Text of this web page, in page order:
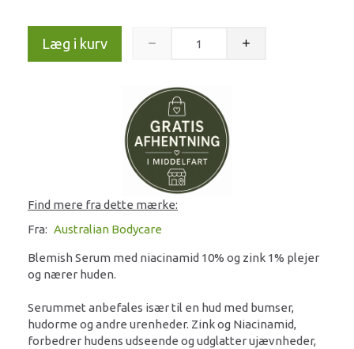
Læg i kurv
Find mere fra dette mærke:
Fra: Australian Bodycare
Blemish Serum med niacinamid 10% og zink 1% plejer
og nærer huden.
Serummet anbefales især til en hud med bumser,
hudorme og andre urenheder. Zink og Niacinamid,
forbedrer hudens udseende og udglatter ujævnheder,